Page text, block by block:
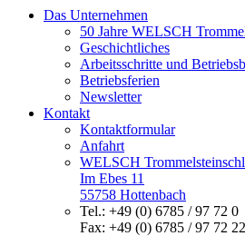
Das Unternehmen
50 Jahre WELSCH
Geschichtliches
Arbeitsschritte und
Betriebsferien
Newsletter
Kontakt
Kontaktformular
Anfahrt
WELSCH
Im Ebes 11
55758 Hottenbach
Tel.: +49 (0) 6785 / 97 72 0
Fax: +49 (0) 6785 / 97 72 22